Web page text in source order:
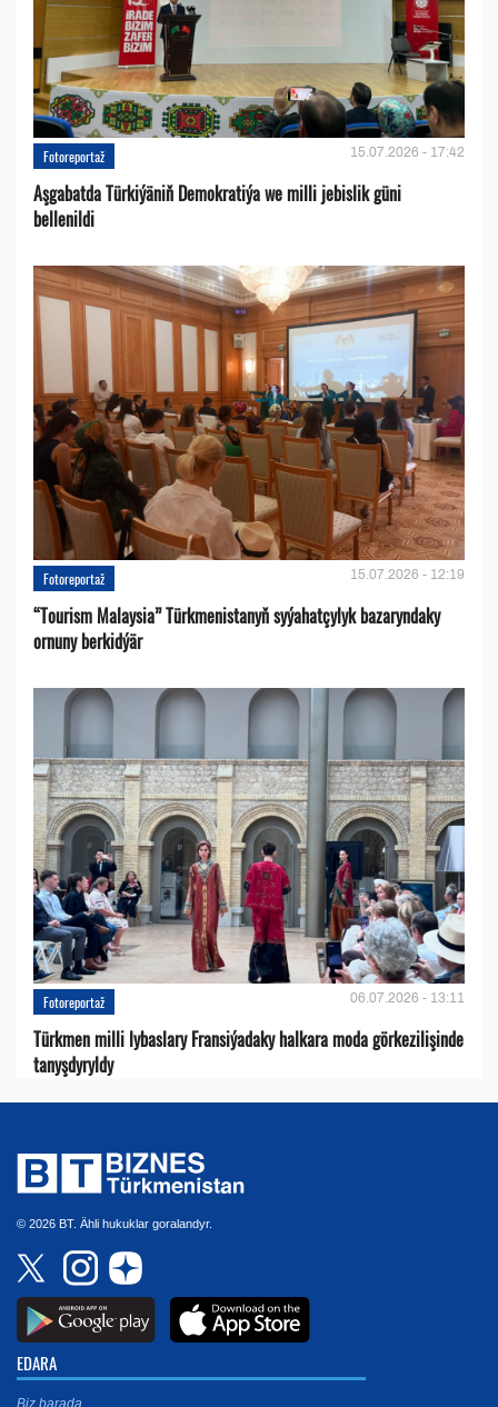
Fotoreportaž 15.07.2026 - 17:42
Aşgabatda Türkiýäniň Demokratiýa we milli jebislik güni
bellenildi
Fotoreportaž 15.07.2026 - 12:19
“Tourism Malaysia” Türkmenistanyň syýahatçylyk bazaryndaky
ornuny berkidýär
Fotoreportaž 06.07.2026 - 13:11
Türkmen milli lybaslary Fransiýadaky halkara moda görkezilişinde
tanyşdyryldy
© 2026 BT. Ähli hukuklar goralandyr.
EDARA